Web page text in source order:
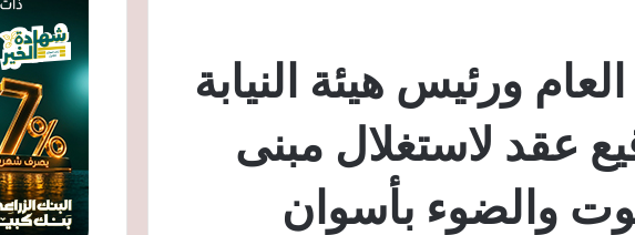
ورئيس هيئة النيابة
عقد لاستغلال مبنى
والضوء بأسوان